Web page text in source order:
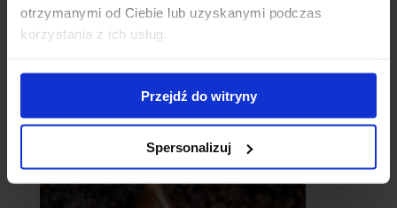
otrzymanymi od Ciebie lub uzyskanymi podczas
korzystania z ich usług.
Przejdź do witryny
Spersonalizuj
catalpy